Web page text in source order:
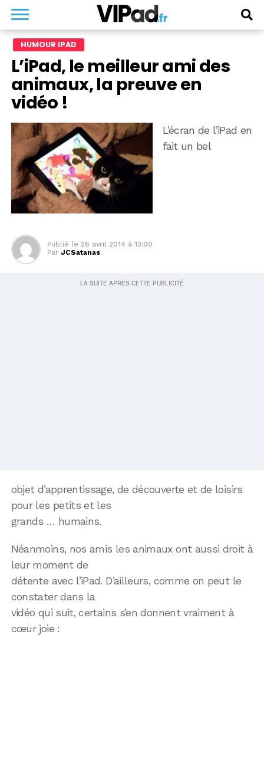
HUMOUR IPAD
L’iPad, le meilleur ami des
animaux, la preuve en
vidéo !
L’écran de l’iPad en
fait un bel
Publié le 26 avril 2014 à 13:00
Par JCSatanas
objet d’apprentissage, de découverte et de loisirs
pour les petits et les
grands … humains.
Néanmoins, nos amis les animaux ont aussi droit à
leur moment de
détente avec l’iPad. D’ailleurs, comme on peut le
constater dans la
vidéo qui suit, certains s’en donnent vraiment à
cœur joie :